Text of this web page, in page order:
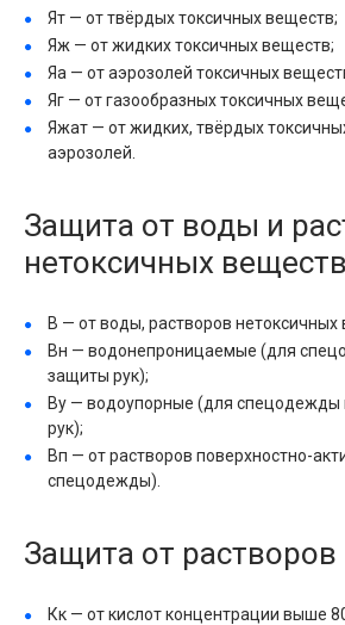
Ят — от твёрдых токсичных веществ;
Яж — от жидких токсичных веществ;
Яа — от аэрозолей токсичных
Яг — от газообразных токсичных
Яжат — от жидких, твёрдых
аэрозолей.
Защита от воды и
нетоксичных веществ
В — от воды, растворов
Вн — водонепроницаемые (для
защиты рук);
By — водоупорные (для спецодежды
рук);
Вп — от растворов поверхностно-
спецодежды).
Защита от растворов
Кк — от кислот концентрации выше